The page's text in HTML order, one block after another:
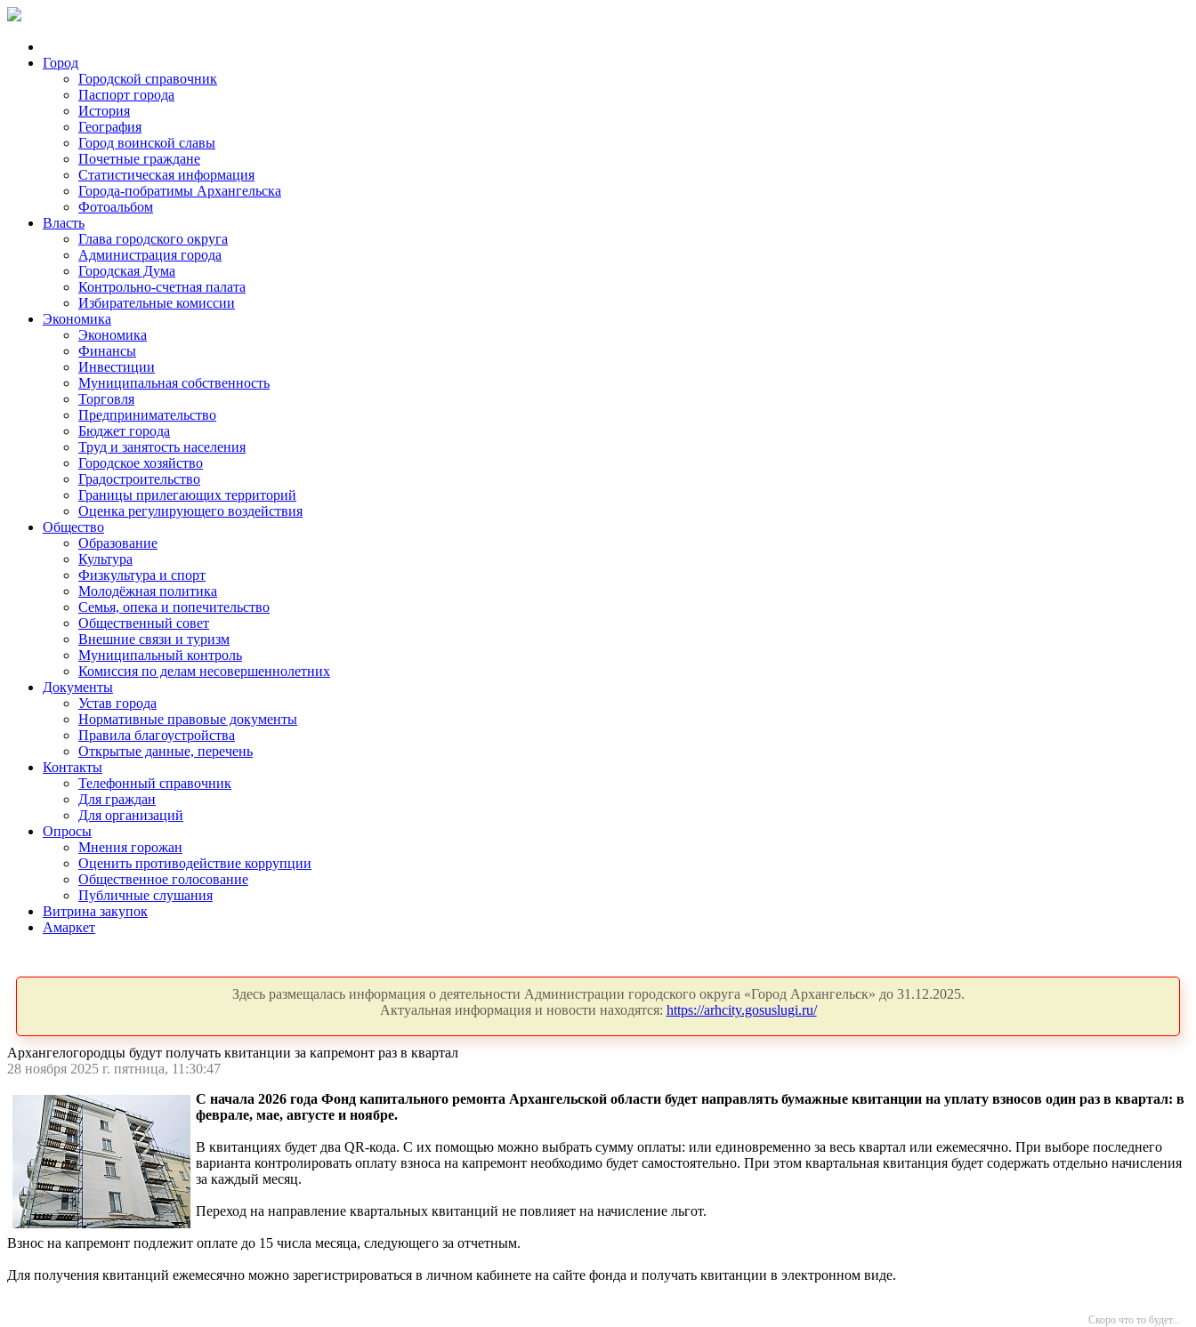
Город
Городской справочник
Паспорт города
История
География
Город воинской славы
Почетные граждане
Статистическая информация
Города-побратимы Архангельска
Фотоальбом
Власть
Глава городского округа
Администрация города
Городская Дума
Контрольно-счетная палата
Избирательные комиссии
Экономика
Экономика
Финансы
Инвестиции
Муниципальная собственность
Торговля
Предпринимательство
Бюджет города
Труд и занятость населения
Городское хозяйство
Градостроительство
Границы прилегающих территорий
Оценка регулирующего воздействия
Общество
Образование
Культура
Физкультура и спорт
Молодёжная политика
Семья, опека и попечительство
Общественный совет
Внешние связи и туризм
Муниципальный контроль
Комиссия по делам несовершеннолетних
Документы
Устав города
Нормативные правовые документы
Правила благоустройства
Открытые данные, перечень
Контакты
Телефонный справочник
Для граждан
Для организаций
Опросы
Мнения горожан
Оценить противодействие коррупции
Общественное голосование
Публичные слушания
Витрина закупок
Амаркет
Здесь размещалась информация о деятельности Администрации городского округа «Город Архангельск» до 31.12.2025.
Актуальная информация и новости находятся: https://arhcity.gosuslugi.ru/
Архангелогородцы будут получать квитанции за капремонт раз в квартал
28 ноября 2025 г. пятница, 11:30:47
С начала 2026 года Фонд капитального ремонта Архангельской области будет направлять бумажные квитанции на уплату взносов один раз в квартал: в
феврале, мае, августе и ноябре.
В квитанциях будет два QR-кода. С их помощью можно выбрать сумму оплаты: или единовременно за весь квартал или ежемесячно. При выборе последнего
варианта контролировать оплату взноса на капремонт необходимо будет самостоятельно. При этом квартальная квитанция будет содержать отдельно начисления
за каждый месяц.
Переход на направление квартальных квитанций не повлияет на начисление льгот.
Взнос на капремонт подлежит оплате до 15 числа месяца, следующего за отчетным.
Для получения квитанций ежемесячно можно зарегистрироваться в личном кабинете на сайте фонда и получать квитанции в электронном виде.
Скоро что то будет...